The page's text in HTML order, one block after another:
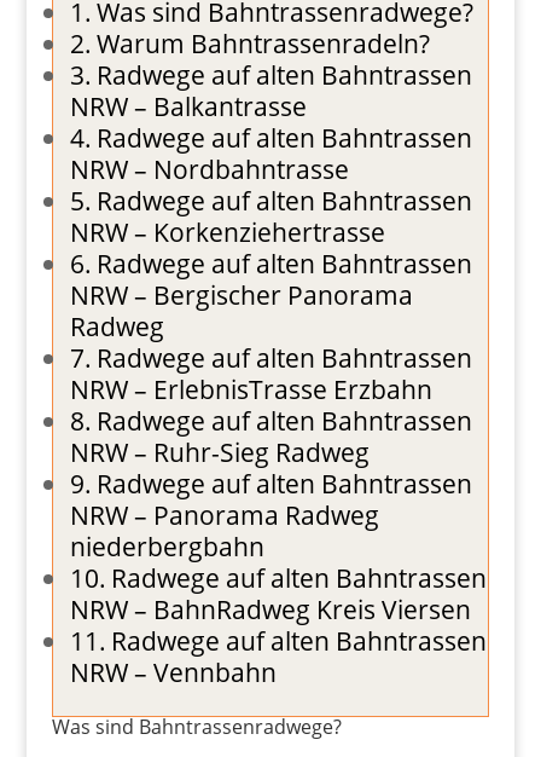
Was sind Bahntrassenradwege?
Warum Bahntrassenradeln?
Radwege auf alten Bahntrassen
NRW – Balkantrasse
Radwege auf alten Bahntrassen
NRW – Nordbahntrasse
Radwege auf alten Bahntrassen
NRW – Korkenziehertrasse
Radwege auf alten Bahntrassen
NRW – Bergischer Panorama
Radweg
Radwege auf alten Bahntrassen
NRW – ErlebnisTrasse Erzbahn
Radwege auf alten Bahntrassen
NRW – Ruhr-Sieg Radweg
Radwege auf alten Bahntrassen
NRW – Panorama Radweg
niederbergbahn
Radwege auf alten Bahntrassen
NRW – BahnRadweg Kreis Viersen
Radwege auf alten Bahntrassen
NRW – Vennbahn
Was sind Bahntrassenradwege?